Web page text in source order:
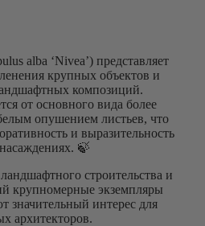
alba ‘Nivea’) представляет
крупных объектов и
композиций.
от основного вида более
опушением листьев, что
и выразительность
🍃
строительства и
крупномерные экземпляры
значительный интерес для
архитекторов.